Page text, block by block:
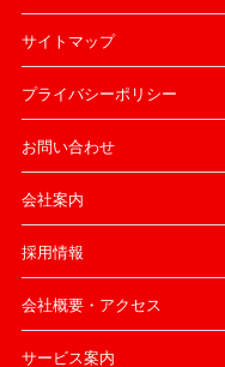
サイトマップ
プライバシーポリシー
お問い合わせ
会社案内
採用情報
会社概要・アクセス
サービス案内